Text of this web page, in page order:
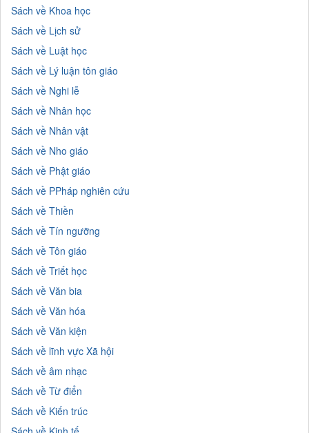
Sách về Khoa học
Sách về Lịch sử
Sách về Luật học
Sách về Lý luận tôn giáo
Sách về Nghi lễ
Sách về Nhân học
Sách về Nhân vật
Sách về Nho giáo
Sách về Phật giáo
Sách về PPháp nghiên cứu
Sách về Thiền
Sách về Tín ngưỡng
Sách về Tôn giáo
Sách về Triết học
Sách về Văn bia
Sách về Văn hóa
Sách về Văn kiện
Sách về lĩnh vực Xã hội
Sách về âm nhạc
Sách về Từ điển
Sách về Kiến trúc